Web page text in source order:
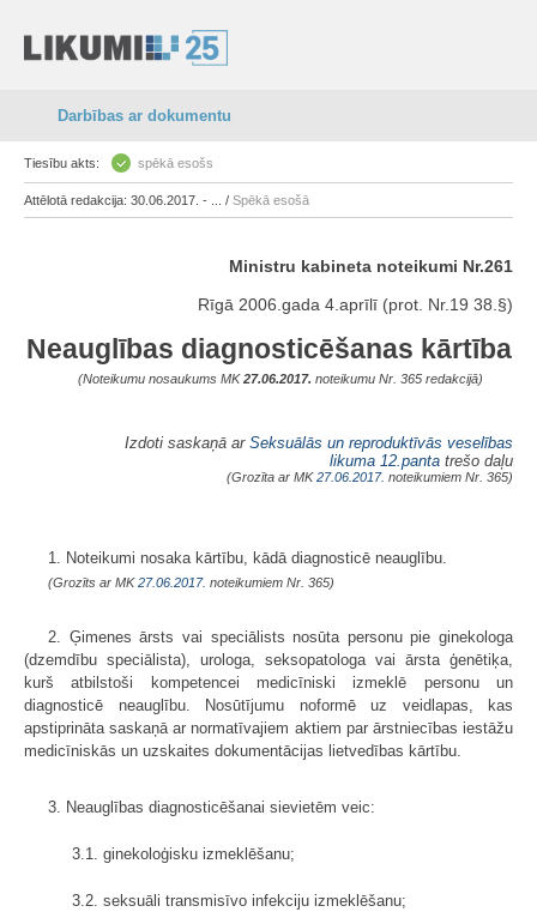
Darbības ar dokumentu
Tiesību akts: spēkā esošs
Attēlotā redakcija: 30.06.2017. - ... / Spēkā esošā
Ministru kabineta noteikumi Nr.261
Rīgā 2006.gada 4.aprīlī (prot. Nr.19 38.§)
Neauglības diagnosticēšanas kārtība
(Noteikumu nosaukums MK27.06.2017. noteikumu Nr. 365 redakcijā)
Izdoti saskaņā ar Seksuālās un reproduktīvās veselības
likuma 12.panta trešo daļu
(Grozīta ar MK27.06.2017. noteikumiem Nr. 365)
1. Noteikumi nosaka kārtību, kādā diagnosticē neauglību.
(Grozīts ar MK27.06.2017. noteikumiem Nr. 365)
2. Ģimenes ārsts vai speciālists nosūta personu pie ginekologa
(dzemdību speciālista), urologa, seksopatologa vai ārsta ģenētiķa,
kurš atbilstoši kompetencei medicīniski izmeklē personu un
diagnosticē neauglību. Nosūtījumu noformē uz veidlapas, kas
apstiprināta saskaņā ar normatīvajiem aktiem par ārstniecības iestāžu
medicīniskās un uzskaites dokumentācijas lietvedības kārtību.
3. Neauglības diagnosticēšanai sievietēm veic:
3.1. ginekoloģisku izmeklēšanu;
3.2. seksuāli transmisīvo infekciju izmeklēšanu;